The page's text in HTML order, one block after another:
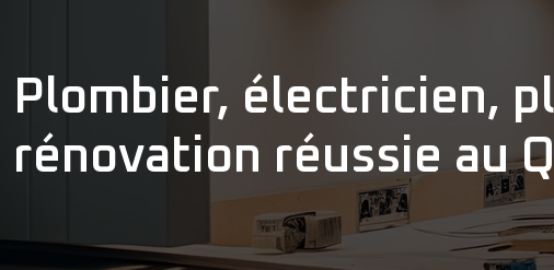
Plombier, électricien,
rénovation réussie au